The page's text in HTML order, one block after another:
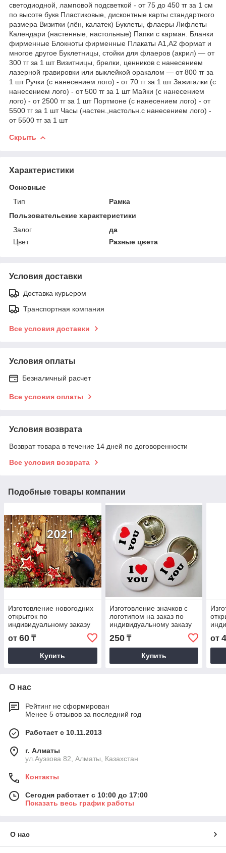
светодиодной, ламповой подсветкой - от 75 до 450 тг за 1 см
по высоте букв Пластиковые, дисконтные карты стандартного
размера Визитки (лён, калатек) Буклеты, флаеры Лифлеты
Календари (настенные, настольные) Папки с карман. Бланки
фирменные Блокноты фирменные Плакаты А1,А2 формат и
многое другое Буклетницы, стойки для флаеров (акрил) ― от
300 тг за 1 шт Визитницы, брелки, ценников с нанесением
лазерной гравировки или выклейкой оракалом ― от 800 тг за
1 шт Ручки (с нанесением лого) - от 70 тг за 1 шт Зажигалки (с
нанесением лого) - от 500 тг за 1 шт Майки (с нанесением
лого) - от 2500 тг за 1 шт Портмоне (с нанесением лого) - от
5500 тг за 1 шт Часы (настен.,настольн.с нанесением лого) -
от 5500 тг за 1 шт
Скрыть
Характеристики
Основные
Тип
Рамка
Пользовательские характеристики
Залог
да
Цвет
Разные цвета
Условия доставки
Доставка курьером
Транспортная компания
Все условия доставки
Условия оплаты
Безналичный расчет
Все условия оплаты
Условия возврата
Возврат товара в течение 14 дней по договоренности
Все условия возврата
Подобные товары компании
Изготовление новогодних
открыток по
индивидуальному заказу
от 60 ₸
Купить
Изготовление значков с
логотипом на заказ по
индивидуальному заказу
250₸
Купить
от
О нас
Рейтинг не сформирован
Менее 5 отзывов за последний год
Работает с 10.11.2013
г. Алматы
ул.Ауэзова 82, Алматы, Казахстан
Контакты
Сегодня работает с 10:00 до 17:00
Показать весь график работы
О нас